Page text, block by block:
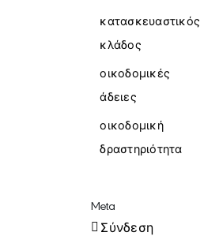
κατασκευαστικός
κλάδος
οικοδομικές
άδειες
οικοδομική
δραστηριότητα
Meta
Σύνδεση